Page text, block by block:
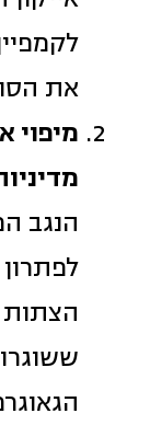
את
מיפוי
הנגב